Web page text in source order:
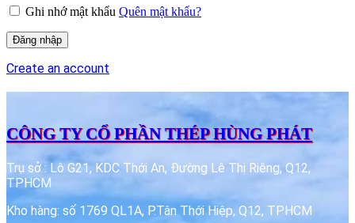
Ghi nhớ mật khẩu Quên mật khẩu?
Đăng nhập
Create an account
CÔNG TY CỔ PHẦN THÉP HÙNG PHÁT
Trụ sở : Lô G21, KDC Thới An, Đường Lê Thị Riêng, Q12,
TPHCM
Kho hàng: số 1769 QL1A, P.Tân Thới Hiệp, Q12, TPHCM